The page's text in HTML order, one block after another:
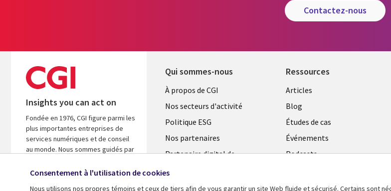
contactez-nous
Insights you can act on
Fondée en 1976, CGI figure parmi les
plus importantes entreprises de
services numériques et de conseil
au monde. Nous sommes guidés par
d’accélérer le rendement de vos
Qui sommes-nous
Useful
links
FRANCE
À propos de CGI
Nos secteurs d'activité
Politique ESG
Nos partenaires
Partenaire digital de
Ressources
Library
Links
FRANCE
Articles
Blog
Études de cas
Événements
Podcasts
Vidéos
Consentement à l'utilisation de cookies
Nous utilisons nos propres témoins et ceux de tiers afin de vous garantir un site Web fluide et sécurisé. Certains sont